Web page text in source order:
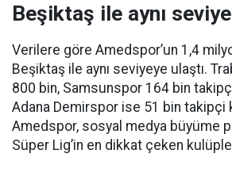
Beşiktaş ile aynı
Verilere göre Amedspor’un 1,4
Beşiktaş ile aynı seviyeye ulaştı.
800 bin, Samsunspor 164 bin
Adana Demirspor ise 51 bin takipçi
Amedspor, sosyal medya büyüme
Süper Lig’in en dikkat çeken